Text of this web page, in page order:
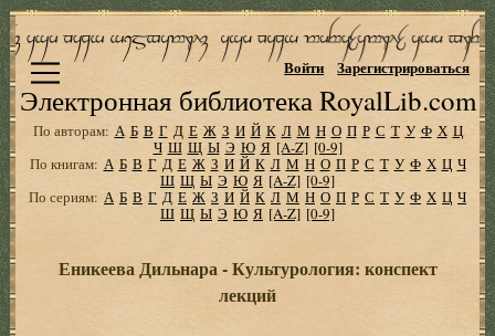
Электронная библиотека RoyalLib.com
Войти Зарегистрироваться
По авторам: А Б В Г Д Е Ж З И Й К Л М Н О П Р С Т У Ф Х Ц
Ч Ш Щ Ы Э Ю Я [A-Z] [0-9]
По книгам: А Б В Г Д Е Ж З И Й К Л М Н О П Р С Т У Ф Х Ц Ч
Ш Щ Ы Э Ю Я [A-Z] [0-9]
По сериям: А Б В Г Д Е Ж З И Й К Л М Н О П Р С Т У Ф Х Ц Ч
Ш Щ Ы Э Ю Я [A-Z] [0-9]
Еникеева Дильнара - Культурология: конспект
лекций